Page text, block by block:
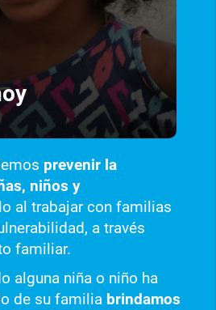
prevenir la
niños y
al trabajar con familias
a través
familiar.
alguna niña o niño ha
de su familia brindamos